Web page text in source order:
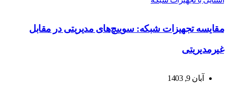
مقایسه تجهیزات شبکه: سوییچ‌های مدیریتی در مقابل
غیرمدیریتی
آبان 9, 1403